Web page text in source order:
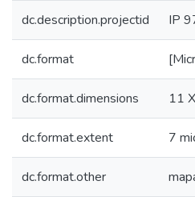
dc.description.projectid IP
dc.format
dc.format.dimensions 11
dc.format.extent 7
dc.format.other